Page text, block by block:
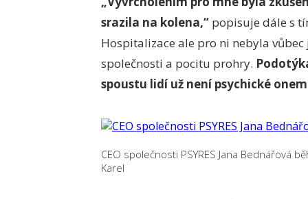
srazila na kolena,“ popisuje dále s
Hospitalizace ale pro ni nebyla
společnosti a pocitu prohry.
spoustu lidí už není psychické
CEO společnosti PSYRES Jana Bednářová
Karel